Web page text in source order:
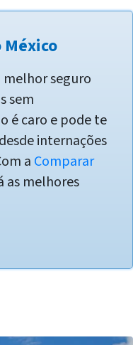
melhor seguro
sem
é caro e pode te
internações
a Comparar
as melhores